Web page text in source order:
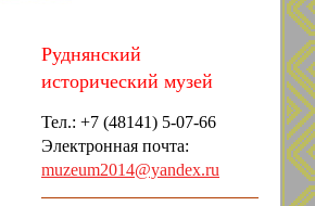
Руднянский
исторический музей
Тел.: +7 (48141) 5-07-66
Электронная почта:
muzeum2014@yandex.ru